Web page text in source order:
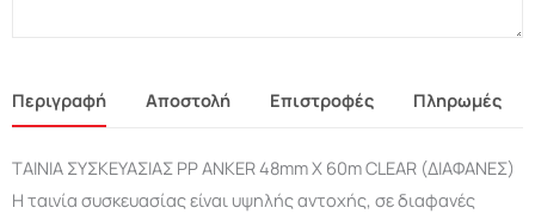
Περιγραφή Αποστολή Επιστροφές Πληρωμές
ΤΑΙΝΙΑ ΣΥΣΚΕΥΑΣΙΑΣ PP ANKER 48mm Χ 60m CLEAR (ΔΙΑΦΑΝΕΣ)
Η ταινία συσκευασίας είναι υψηλής αντοχής, σε διαφανές